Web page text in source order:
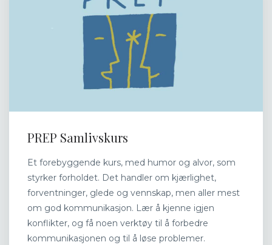
PREP Samlivskurs
Et forebyggende kurs, med humor og alvor, som
styrker forholdet. Det handler om kjærlighet,
forventninger, glede og vennskap, men aller mest
om god kommunikasjon. Lær å kjenne igjen
konflikter, og få noen verktøy til å forbedre
kommunikasjonen og til å løse problemer.